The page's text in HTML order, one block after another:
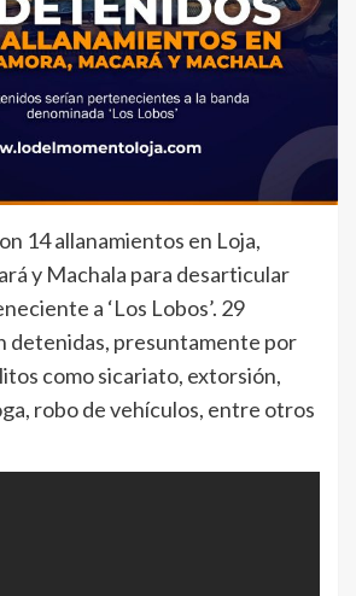
14 allanamientos en Loja,
y Machala para desarticular
a ‘Los Lobos’. 29
detenidas, presuntamente por
como sicariato, extorsión,
robo de vehículos, entre otros